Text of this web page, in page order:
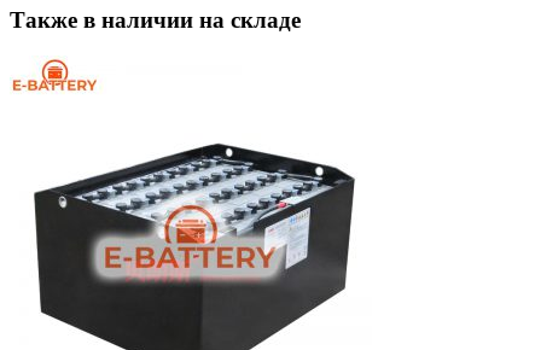
Также в наличии на складе